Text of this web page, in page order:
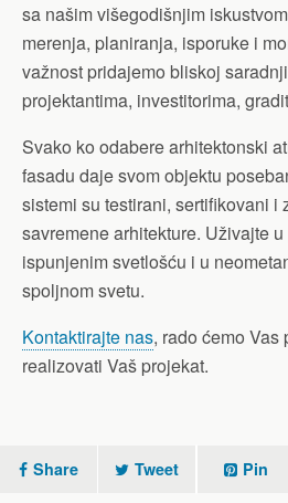
sa našim višegodišnjim
merenja, planiranja, isporuke i
važnost pridajemo bliskoj
projektantima, investitorima,
Svako ko odabere arhitektonski
fasadu daje svom objektu
sistemi su testirani, sertifikovani i
savremene arhitekture. Uživajte
ispunjenim svetlošću i u
spoljnom svetu.
Kontaktirajte nas, rado ćemo Vas
realizovati Vaš projekat.
Share Tweet Pin